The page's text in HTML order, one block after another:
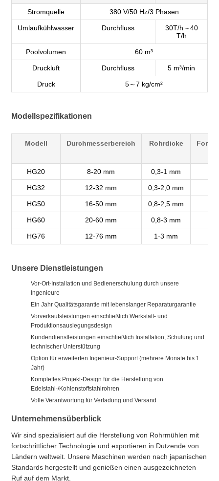
Stromquelle 380 V/50 Hz/3 Phasen
Umlaufkühlwasser Durchfluss
30T/h～40
T/h
Poolvolumen 60 m³
Druckluft Durchfluss 5 m³/min
Druck 5～7 kg/cm²
Modellspezifikationen
Modell Durchmesserbereich Rohrdicke
HG20 8-20 mm 0,3-1 mm
HG32 12-32 mm 0,3-2,0 mm
HG50 16-50 mm 0,8-2,5 mm
HG60 20-60 mm 0,8-3 mm
HG76 12-76 mm 1-3 mm
Unsere Dienstleistungen
Vor-Ort-Installation und Bedienerschulung durch unsere
Ingenieure
Ein Jahr Qualitätsgarantie mit lebenslanger Reparaturgarantie
Vorverkaufsleistungen einschließlich Werkstatt- und
Produktionsauslegungsdesign
Kundendienstleistungen einschließlich Installation, Schulung und
technischer Unterstützung
Option für erweiterten Ingenieur-Support (mehrere Monate bis 1
Jahr)
Komplettes Projekt-Design für die Herstellung von
Edelstahl-/Kohlenstoffstahlrohren
Volle Verantwortung für Verladung und Versand
Unternehmensüberblick
Wir sind spezialisiert auf die Herstellung von Rohrmühlen mit
fortschrittlicher Technologie und exportieren in Dutzende von
Ländern weltweit. Unsere Maschinen werden nach japanischen
Standards hergestellt und genießen einen ausgezeichneten
Ruf auf dem Markt.